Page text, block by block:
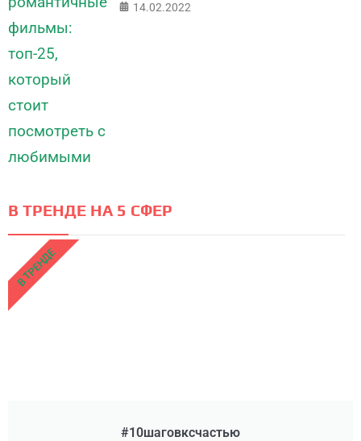
14.02.2022
В ТРЕНДЕ НА 5 СФЕР
#10шаговксчастью
В ТРЕНДЕ